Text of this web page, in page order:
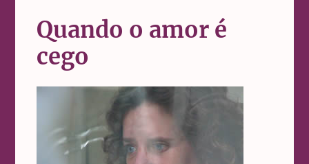
Quando o amor é
cego